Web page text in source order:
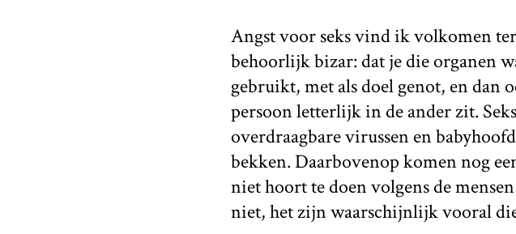
Angst voor seks vind ik volkomen
behoorlijk bizar: dat je die organen
gebruikt, met als doel genot, en dan
persoon letterlijk in de ander zit.
overdraagbare virussen en
bekken. Daarbovenop komen nog
niet hoort te doen volgens de
niet, het zijn waarschijnlijk vooral